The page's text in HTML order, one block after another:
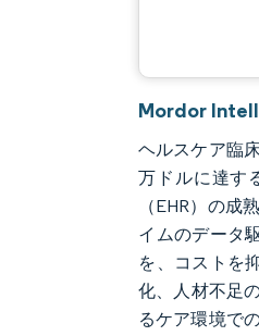
Mordor
ヘルスケア臨
万ドルに達す
（EHR）の
イムのデータ
を、コストを
化、人材不足
るケア環境で